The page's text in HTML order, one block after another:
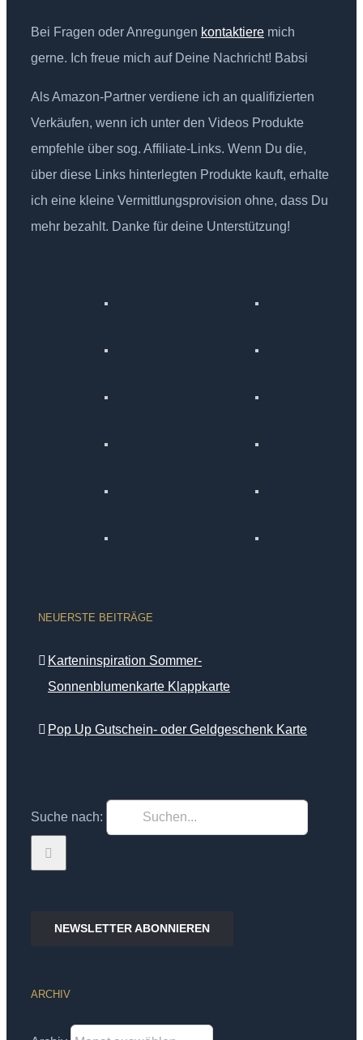
Bei Fragen oder Anregungen kontaktiere mich
gerne. Ich freue mich auf Deine Nachricht! Babsi
Als Amazon-Partner verdiene ich an qualifizierten
Verkäufen, wenn ich unter den Videos Produkte
empfehle über sog. Affiliate-Links. Wenn Du die,
über diese Links hinterlegten Produkte kauft, erhalte
ich eine kleine Vermittlungsprovision ohne, dass Du
mehr bezahlt. Danke für deine Unterstützung!
NEUERSTE BEITRÄGE
Karteninspiration Sommer-
Sonnenblumenkarte Klappkarte
Pop Up Gutschein- oder Geldgeschenk Karte
Suche nach:
NEWSLETTER ABONNIEREN
ARCHIV